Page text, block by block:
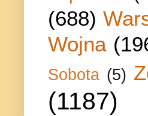
(688)
Wojna
Sobota (5)
(1187)